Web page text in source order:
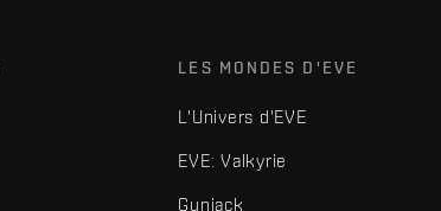
LES MONDES D'EVE
L'Univers d'EVE
EVE: Valkyrie
Gunjack